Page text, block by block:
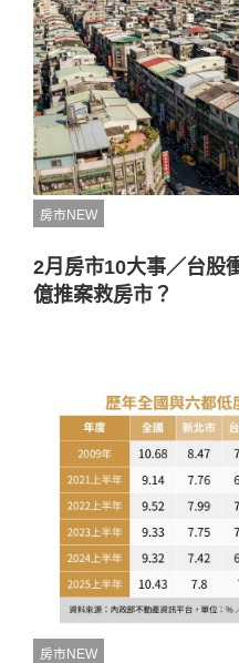
房市NEW
2月房市10大事／台股
億推案救房市？
房市NEW